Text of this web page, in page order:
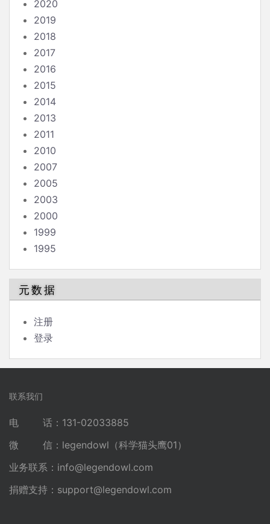
2020
2019
2018
2017
2016
2015
2014
2013
2011
2010
2007
2005
2003
2000
1999
1995
元数据
注册
登录
联系我们
电 话：131-02033885
微 信：legendowl（科学猫头鹰01）
业务联系： info@legendowl.com
捐赠支持： support@legendowl.com